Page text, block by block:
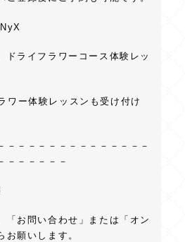
ドライフラワーコース体験レッ
ワー体験レッスンも受け付け
－－－－－－－－－－－－－－
－－－－－－
「お問い合わせ」または「オン
お願いします。